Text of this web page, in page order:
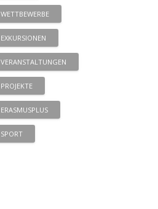
WETTBEWERBE
EXKURSIONEN
VERANSTALTUNGEN
PROJEKTE
ERASMUSPLUS
SPORT